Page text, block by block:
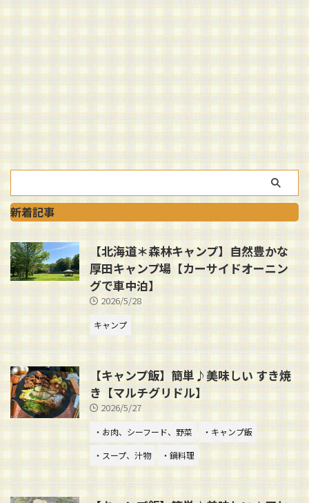
新着記事
【北海道＊森林キャンプ】自然豊かな
厚田キャンプ場【カーサイドオーニン
グで車中泊】
2026/5/28
キャンプ
【キャンプ飯】簡単♪美味しい すき焼
き【マルチグリドル】
2026/5/27
・お肉、シーフード、野菜
・キャンプ飯
・スープ、汁物
・鍋料理